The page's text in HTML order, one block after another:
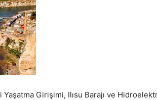
Yaşatma Girişimi, Ilısu Barajı ve